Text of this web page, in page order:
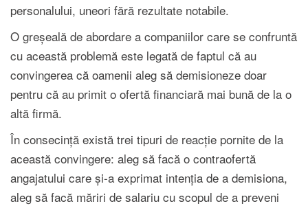
personalului, uneori fără rezultate notabile.
O greșeală de abordare a companiilor care se confruntă
cu această problemă este legată de faptul că au
convingerea că oamenii aleg să demisioneze doar
pentru că au primit o ofertă financiară mai bună de la o
altă firmă.
În consecință există trei tipuri de reacție pornite de la
această convingere: aleg să facă o contraofertă
angajatului care și-a exprimat intenția de a demisiona,
aleg să facă măriri de salariu cu scopul de a preveni